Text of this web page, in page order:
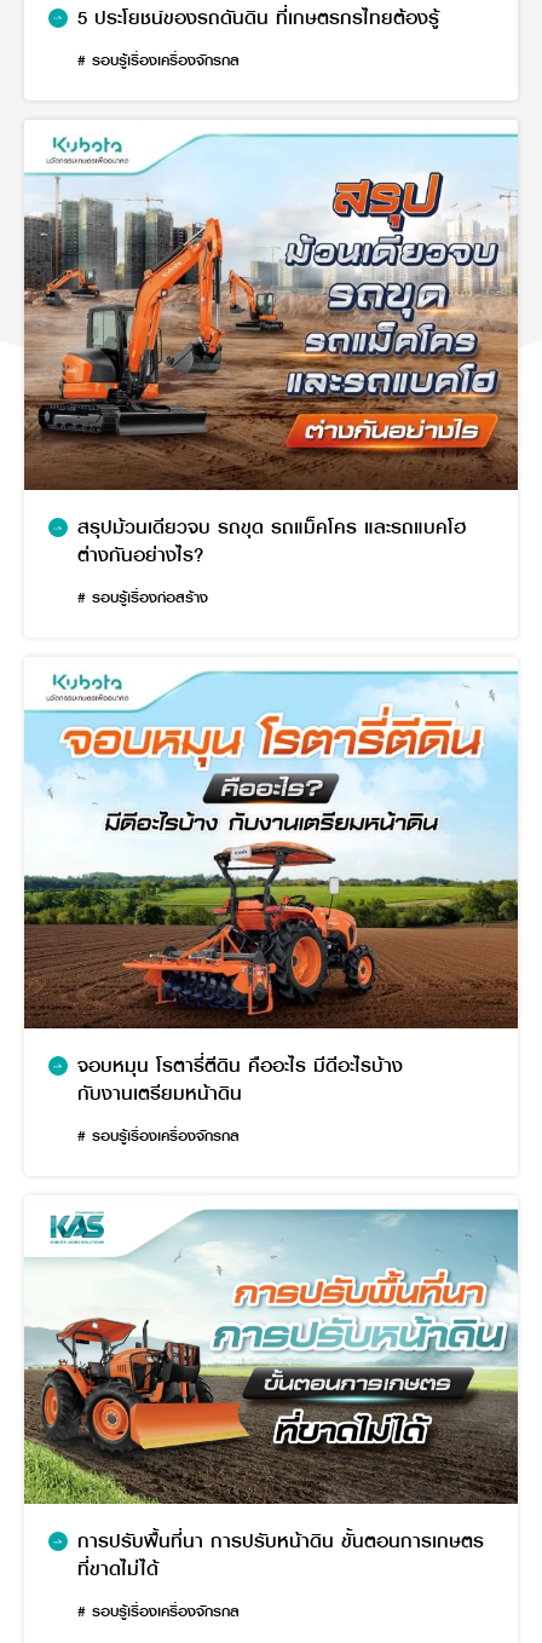
5 ประโยชน์ของรถดันดิน ที่เกษตรกรไทยต้องรู้
# รอบรู้เรื่องเครื่องจักรกล
สรุปม้วนเดียวจบ รถขุด รถแม็คโคร และรถแบคโฮ
ต่างกันอย่างไร?
# รอบรู้เรื่องก่อสร้าง
จอบหมุน โรตารี่ตีดิน คืออะไร มีดีอะไรบ้าง
กับงานเตรียมหน้าดิน
# รอบรู้เรื่องเครื่องจักรกล
การปรับพื้นที่นา การปรับหน้าดิน ขั้นตอนการเกษตร
ที่ขาดไม่ได้
# รอบรู้เรื่องเครื่องจักรกล